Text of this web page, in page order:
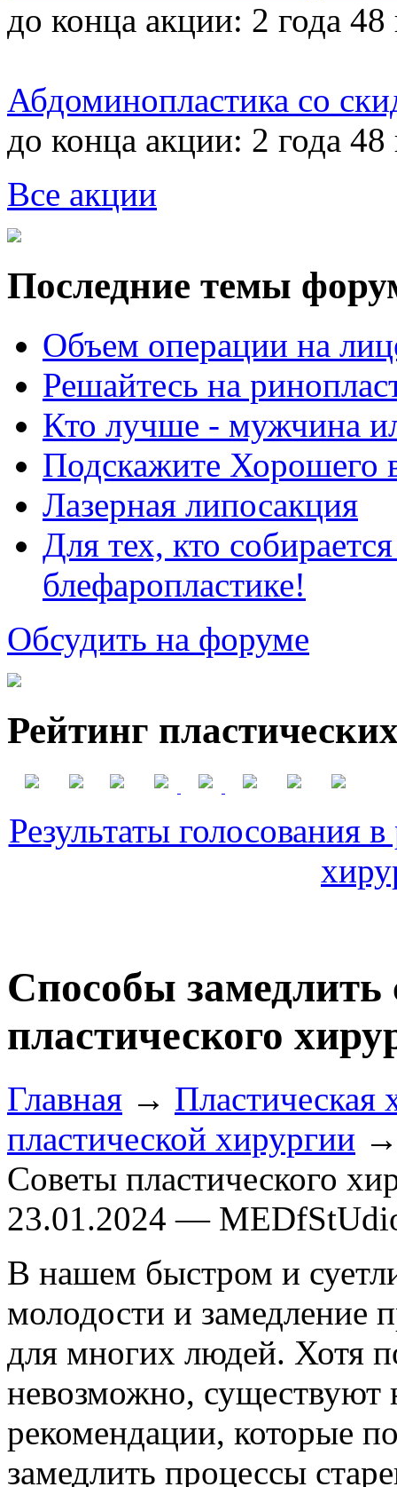
до конца акции: 2 года 48
Абдоминопластика со
до конца акции: 2 года 48
Все акции
Последние темы
Объем операции на
Решайтесь на
Кто лучше - мужчина
Подскажите Хорошего
Лазерная липосакция
Для тех, кто
блефаропластике!
Обсудить на форуме
Рейтинг
Результаты голосования
Способы замедлить
пластического
Главная → Пластическая
пластической хирургии →
Советы пластического
23.01.2024 —
В нашем быстром и
молодости и замедление
для многих людей. Хотя
невозможно, существуют
рекомендации, которые
замедлить процессы